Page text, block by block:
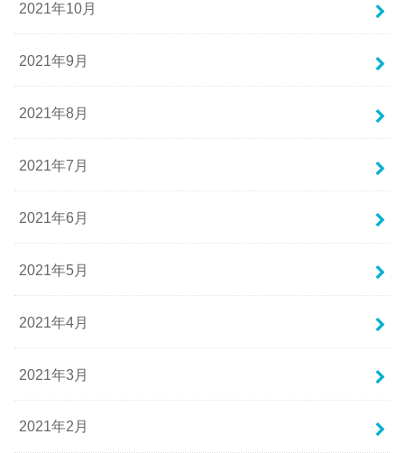
2021年10月
2021年9月
2021年8月
2021年7月
2021年6月
2021年5月
2021年4月
2021年3月
2021年2月